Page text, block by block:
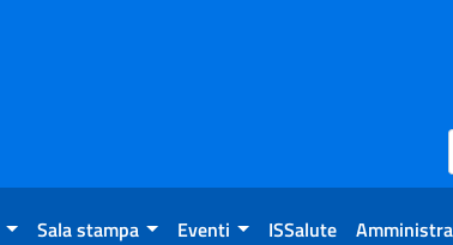
Sala stampa Eventi ISSalute